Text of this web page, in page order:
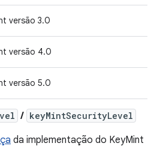
versão 3.0
versão 4.0
versão 5.0
/ keyMintSecurityLevel
da implementação do KeyMint